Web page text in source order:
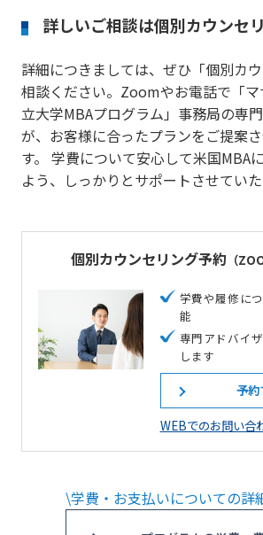
詳しいご相談は個別カウンセ
詳細につきましては、ぜひ「個別カ
相談ください。Zoomやお電話で「
立大学MBAプログラム」事務局の専
が、お客様に合ったプランをご提案
す。 学費について安心して米国MBA
よう、しっかりとサポートさせていた
個別カウンセリング予約 （
学費や履修に
能
専門アドバイ
します
予約
WEBでのお問い合
\学費・お支払いについての詳